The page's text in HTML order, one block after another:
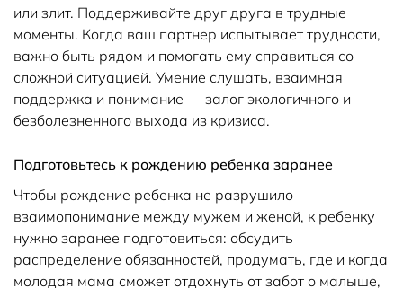
или злит. Поддерживайте друг друга в трудные
моменты. Когда ваш партнер испытывает трудности,
важно быть рядом и помогать ему справиться со
сложной ситуацией. Умение слушать, взаимная
поддержка и понимание — залог экологичного и
безболезненного выхода из кризиса.
Подготовьтесь к рождению ребенка заранее
Чтобы рождение ребенка не разрушило
взаимопонимание между мужем и женой, к ребенку
нужно заранее подготовиться: обсудить
распределение обязанностей, продумать, где и когда
молодая мама сможет отдохнуть от забот о малыше,